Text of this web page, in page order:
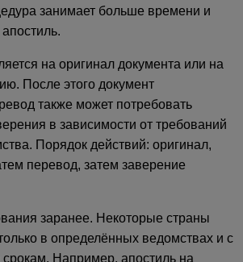
занимает больше времени и
на оригинал документа или на
После этого документ
также может потребовать
в зависимости от требований
Порядок действий: оригинал,
перевод, затем заверение
заранее. Некоторые страны
в определённых ведомствах и с
Например, апостиль на